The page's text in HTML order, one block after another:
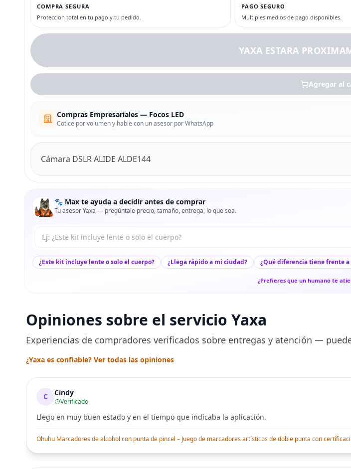
COMPRA SEGURA
Proteccion total en tu pago y tu pedido.
PAGO SEGURO
Multiples medios de pago disponibles.
YAXA ESTARA
Agregar al
Compras Empresariales — Focos LED
Cotice por volumen y hable con un asesor por WhatsApp
Cámara DSLR ALIDE ALDE144
🐾 Max te ayuda a decidir antes de comprar
Tu asesor Yaxa — pregúntale precio, tamaño, entrega, lo que sea.
Tu pregunta a Max
¿Este kit incluye lente o solo el cuerpo? ¿Llega rápido a mi ciudad? ¿Qué diferencia tiene frente
¿Prefieres que un humano te
Opiniones sobre el servicio Yaxa
Experiencias de compradores verificados sobre entregas y atención —
¿Yaxa es confiable? Ver todas las opiniones
C Cindy
Verificado
Llego en muy buen estado y en el tiempo que indicaba la aplicación.
Ohuhu Marcadores de alcohol con punta de pincel – Juego de marcadores artísticos de doble punta con